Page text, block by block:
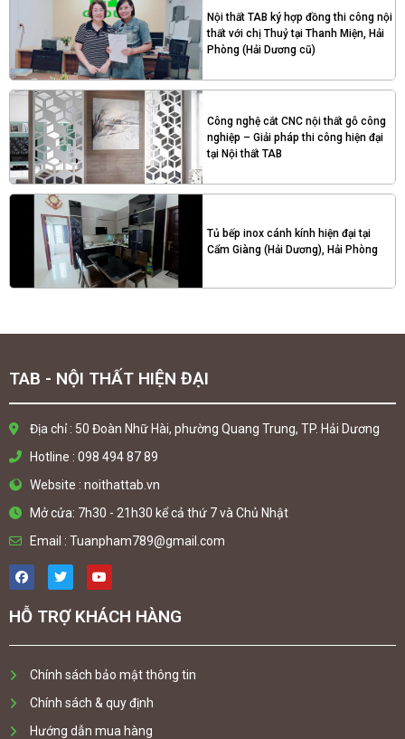
Nội thất TAB ký hợp đồng thi công nội
thất với chị Thuỷ tại Thanh Miện, Hải
Phòng (Hải Dương cũ)
Công nghệ cắt CNC nội thất gỗ công
nghiệp – Giải pháp thi công hiện đại
tại Nội thất TAB
Tủ bếp inox cánh kính hiện đại tại
Cẩm Giàng (Hải Dương), Hải Phòng
TAB - NỘI THẤT HIỆN ĐẠI
Địa chỉ : 50 Đoàn Nhữ Hài, phường Quang Trung, TP. Hải Dương
Hotline : 098 494 87 89
Website : noithattab.vn
Mở cửa: 7h30 - 21h30 kể cả thứ 7 và Chủ Nhật
Email : Tuanpham789@gmail.com
HỖ TRỢ KHÁCH HÀNG
Chính sách bảo mật thông tin
Chính sách & quy định
Hướng dẫn mua hàng